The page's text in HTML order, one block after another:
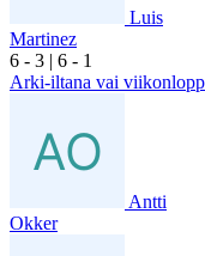
Luis
Martinez
6 - 3 | 6 - 1
Arki-iltana vai
Antti
Okker